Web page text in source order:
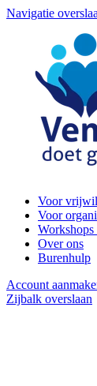
Navigatie
Voor
Voor
Over ons
Burenhulp
Account
Zijbalk overslaan